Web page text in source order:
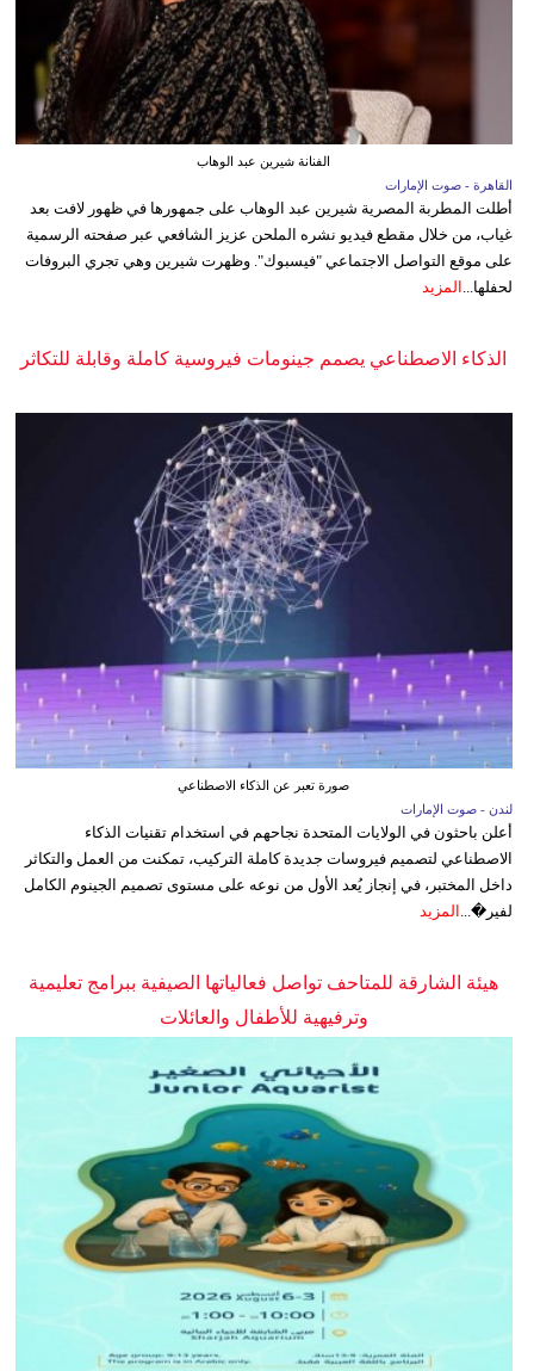
الفنانة شيرين عبد الوهاب
القاهرة - صوت الإمارات
أطلت المطربة المصرية شيرين عبد الوهاب على جمهورها في ظهور لافت بعد
غياب، من خلال مقطع فيديو نشره الملحن عزيز الشافعي عبر صفحته الرسمية
على موقع التواصل الاجتماعي "فيسبوك". وظهرت شيرين وهي تجري البروفات
لحفلها... المزيد
الذكاء الاصطناعي يصمم جينومات فيروسية كاملة وقابلة للتكاثر
صورة تعبر عن الذكاء الاصطناعي
لندن - صوت الإمارات
أعلن باحثون في الولايات المتحدة نجاحهم في استخدام تقنيات الذكاء
الاصطناعي لتصميم فيروسات جديدة كاملة التركيب، تمكنت من العمل والتكاثر
داخل المختبر، في إنجاز يُعد الأول من نوعه على مستوى تصميم الجينوم الكامل
لفير�...
المزيد
هيئة الشارقة للمتاحف تواصل فعالياتها الصيفية ببرامج تعليمية
وترفيهية للأطفال والعائلات